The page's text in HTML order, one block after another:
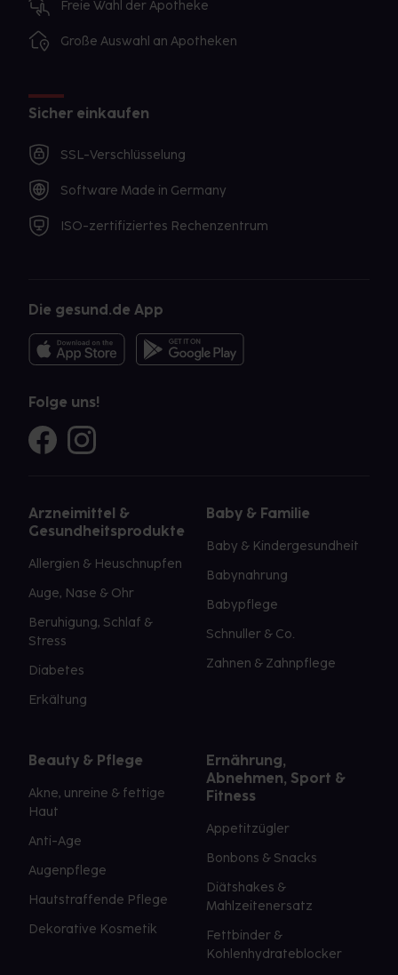
Freie Wahl der Apotheke
Große Auswahl an Apotheken
Sicher einkaufen
SSL-Verschlüsselung
Software Made in Germany
ISO-zertifiziertes Rechenzentrum
Die gesund.de App
Folge uns!
Arzneimittel &
Gesundheitsprodukte
Allergien & Heuschnupfen
Auge, Nase & Ohr
Beruhigung, Schlaf &
Stress
Diabetes
Erkältung
Baby & Familie
Baby & Kindergesundheit
Babynahrung
Babypflege
Schnuller & Co.
Zahnen & Zahnpflege
Beauty & Pflege
Akne, unreine & fettige
Haut
Anti-Age
Augenpflege
Hautstraffende Pflege
Dekorative Kosmetik
Ernährung,
Abnehmen, Sport &
Fitness
Appetitzügler
Bonbons & Snacks
Diätshakes &
Mahlzeitenersatz
Fettbinder &
Kohlenhydrateblocker